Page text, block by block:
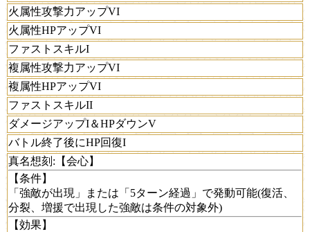
火属性攻撃力アップVI
火属性HPアップVI
ファストスキルI
複属性攻撃力アップVI
複属性HPアップVI
ファストスキルII
ダメージアップI＆HPダウンV
バトル終了後にHP回復I
真名想刻:【会心】
【条件】
「強敵が出現」または「5ターン経過」で発動可能(復活、
分裂、増援で出現した強敵は条件の対象外)
【効果】